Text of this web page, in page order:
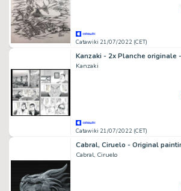
Catawiki 21/07/2022 (CET)
Kanzaki
Catawiki 21/07/2022 (CET)
Cabral, Ciruelo